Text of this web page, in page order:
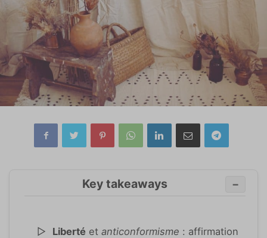
Key takeaways −
Liberté etanticonformisme : affirmation